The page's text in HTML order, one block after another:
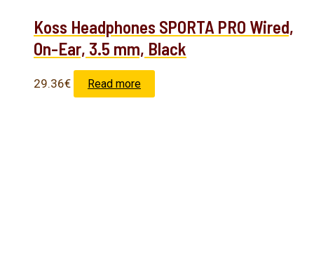
Koss Headphones SPORTA PRO Wired,
On-Ear, 3.5 mm, Black
29.36€ Read more